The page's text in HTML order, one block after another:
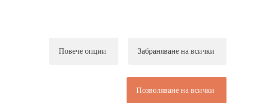
Събота, неделя и официални
Повече опции Забраняване на всички
Позволяване на всички